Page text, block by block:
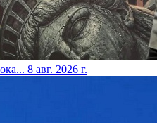
8 авг. 2026 г.